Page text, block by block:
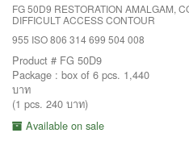
FG 50D9 RESTORATION AMALGAM,
DIFFICULT ACCESS CONTOUR
955 ISO 806 314 699 504 008
Product # FG 50D9
Package : box of 6 pcs. 1,440
บาท
(1 pcs. 240 บาท)
Available on sale